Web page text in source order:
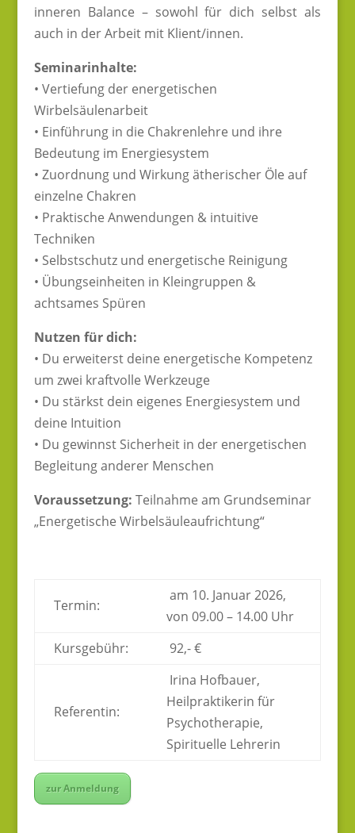
inneren Balance – sowohl für dich selbst als
auch in der Arbeit mit Klient/innen.
Seminarinhalte:
• Vertiefung der energetischen
Wirbelsäulenarbeit
• Einführung in die Chakrenlehre und ihre
Bedeutung im Energiesystem
• Zuordnung und Wirkung ätherischer Öle auf
einzelne Chakren
• Praktische Anwendungen & intuitive
Techniken
• Selbstschutz und energetische Reinigung
• Übungseinheiten in Kleingruppen &
achtsames Spüren
Nutzen für dich:
• Du erweiterst deine energetische Kompetenz
um zwei kraftvolle Werkzeuge
• Du stärkst dein eigenes Energiesystem und
deine Intuition
• Du gewinnst Sicherheit in der energetischen
Begleitung anderer Menschen
Voraussetzung: Teilnahme am Grundseminar
„Energetische Wirbelsäuleaufrichtung“
Termin:
am 10. Januar 2026,
von 09.00 – 14.00 Uhr
Kursgebühr:
92,- €
Referentin:
Irina Hofbauer,
Heilpraktikerin für
Psychotherapie,
Spirituelle Lehrerin
zur Anmeldung